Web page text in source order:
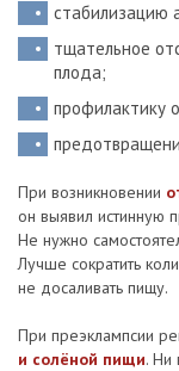
стабилизацию
тщательное
плода;
профилактику
При возникновении
он выявил истинную
Не нужно
Лучше сократить
не досаливать пищу.
При преэклампсии
и солёной пищи. Ни